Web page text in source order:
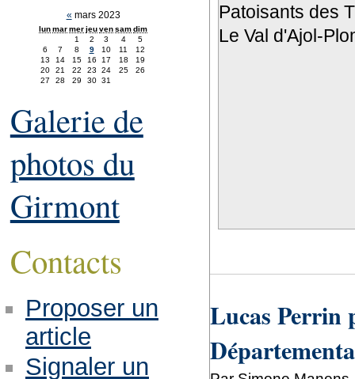
Patoisants des
Le Val d'Ajol-
Lucas Perrin
« mars 2023
lunmarmerjeuvensamdim
1
2 3 4
5
6
7 8 9 10 11
12
13
14 15 16 17 18
19
20
21 22 23 24 25
26
27
28 29 30 31
Galerie de
photos du
Girmont
Contacts
Proposer un
article
Signaler un